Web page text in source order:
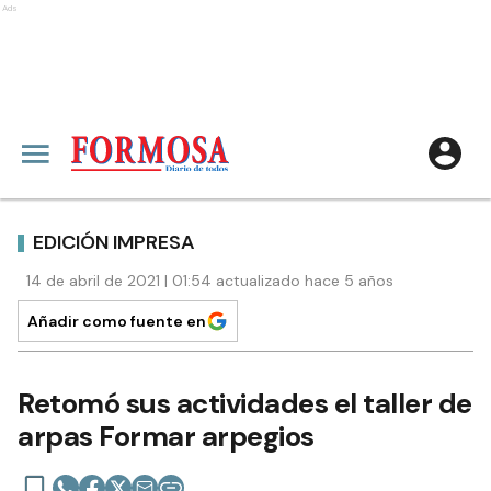
Ads
EDICIÓN IMPRESA
14 de abril de 2021 | 01:54 actualizado hace 5 años
Añadir como fuente en
Retomó sus actividades el taller de
arpas Formar arpegios